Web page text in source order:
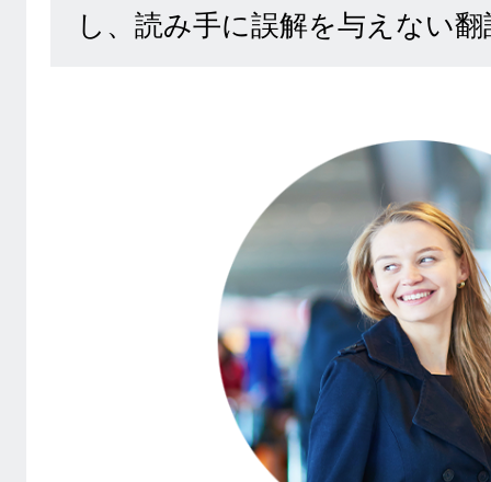
し、読み手に誤解を与えない